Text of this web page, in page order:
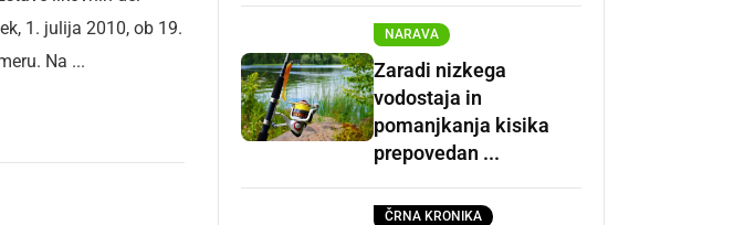
1. julija 2010, ob 19.
Na ...
NARAVA
Zaradi nizkega
vodostaja in
pomanjkanja kisika
prepovedan ...
ČRNA KRONIKA